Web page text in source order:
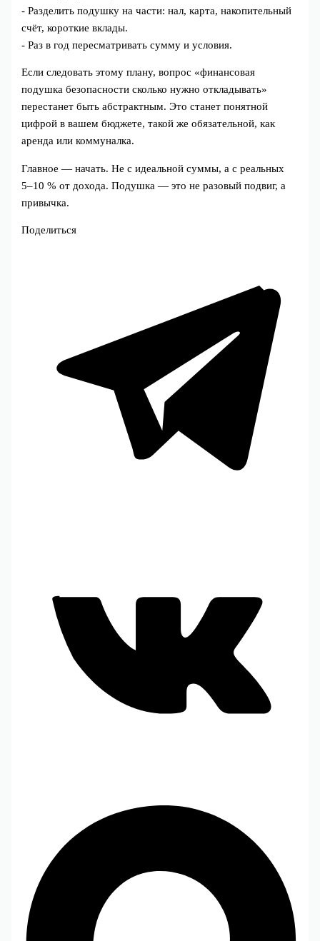
- Разделить подушку на части: нал, карта, накопительный
счёт, короткие вклады.
- Раз в год пересматривать сумму и условия.
Если следовать этому плану, вопрос «финансовая
подушка безопасности сколько нужно откладывать»
перестанет быть абстрактным. Это станет понятной
цифрой в вашем бюджете, такой же обязательной, как
аренда или коммуналка.
Главное — начать. Не с идеальной суммы, а с реальных
5–10 % от дохода. Подушка — это не разовый подвиг, а
привычка.
Поделиться